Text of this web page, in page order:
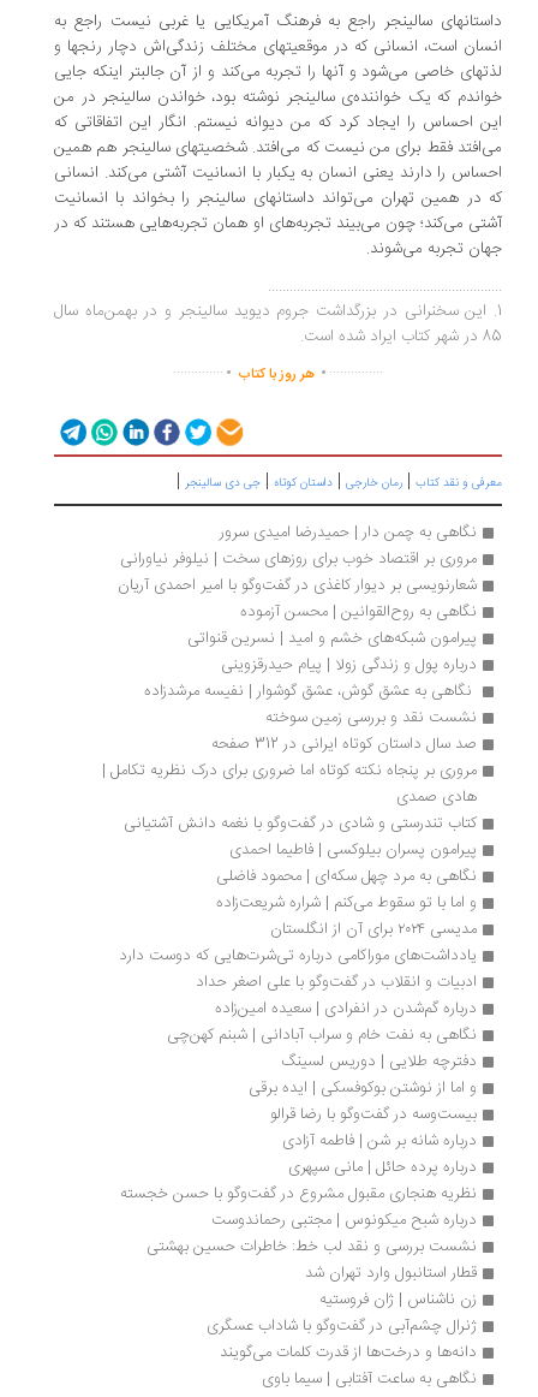
سالینجرراجع به فرهنگ آمریکایی یا غربی نیست راجع به
است، انسانی که در موقعیت­های مختلف زندگی­‌اش دچار رنج­ها و
خاصی می‌شود و آنها را تجربه می‌کند و از آن جالب­تر این­که جایی
که یک خواننده­‌ی سالینجر نوشته بود، خواندن سالینجر در من
احساس را ایجاد کرد که من دیوانه نیستم. انگار این اتفاقاتی که
فقط برای من نیست که می‌افتد. شخصیت­های سالینجر هم همین
را دارند یعنی انسان به یک­بار با انسانیت آشتی می‌کند. انسانی
در همین تهران می‌تواند داستان­های سالینجر را بخواند با انسانیت
می‌کند؛ چون می‌بیند تجربه‌های او همان تجربه‌هایی هستند که در
تجربه می‌شوند.
این سخنرانی در بزرگداشت جروم دیوید سالینجر و در بهمن‌ماه سال
...............
. هر روز با کتاب.
..............
و نقد کتاب|رمان خارجی|داستان کوتاه|جی دی سالینجر|
نگاهی به چمن دار | حمیدرضا امیدی سرور
مروری بر اقتصاد خوب برای روزهای سخت | نیلوفر نیاورانی
شعارنویسی بر دیوار کاغذی در گفت‌وگو با امیر احمدی آریان
نگاهی به روح‌القوانین | محسن آزموده
پیرامون شبکه‌های خشم و امید | نسرین قنواتی
درباره پول و زندگی زولا | پیام حیدرقزوینی
نگاهی به عشق گوش، عشق گوشوار | نفیسه مرشدزاده
نشست نقد و بررسی زمین سوخته
صد سال داستان کوتاه ایرانی در 312 صفحه
هادی صمدی
کتاب تندرستی و شادی در گفت‌وگو با نغمه دانش آشتیانی
پیرامون پسران بیلوکسی | فاطیما احمدی
نگاهی به مرد چهل سکه‎ای | محمود فاضلی
و اما با تو سقوط می‌کنم | شراره شریعت‌زاده
مدیسی ۲۰۲۴ برای آن از انگلستان
یادداشت‌های موراکامی درباره تی‌شرت‌هایی که دوست دارد
ادبیات و انقلاب در گفت‌وگو با علی اصغر حداد
درباره گم‌شدن در انفرادی | سعیده امین‌زاده
نگاهی به نفت خام و سراب آبادانی | شبنم کهن‌چی
دفترچه طلایی | دوریس لسینگ
و اما از نوشتن بوکوفسکی | ایده برقی
بیست‌وسه در گفت‌وگو با رضا قرالو
درباره شانه بر شن | فاطمه آزادی
درباره پرده حائل | مانی سپهری
نظریه هنجاری مقبول مشروع در گفت‌وگو با حسن خجسته
درباره شبح میکونوس | مجتبی رحماندوست
نشست بررسی و نقد لب خط: خاطرات حسین بهشتی
قطار استانبول وارد تهران شد
زن ناشناس | ژان فروستیه
ژنرال چشم‌آبی در گفت‌وگو با شاداب عسگری
دانه‌ها و درخت‌ها از قدرت کلمات می‌گویند
نگاهی به ساعت آفتابی | سیما باوی